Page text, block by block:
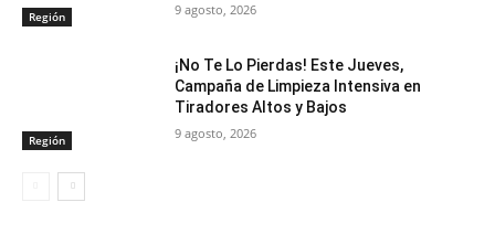
Región 9 agosto, 2026
Región
¡No Te Lo Pierdas! Este Jueves,
Campaña de Limpieza Intensiva en
Tiradores Altos y Bajos
9 agosto, 2026